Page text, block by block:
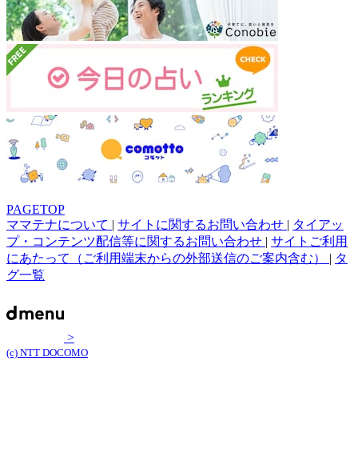
PAGETOP
ママテナについて | サイトに関するお問い合わせ | タイアッ
プ・コンテンツ配信等に関するお問い合わせ | サイトご利用
にあたって（ご利用端末からの外部送信のご案内含む） | タ
グ一覧
>
(c) NTT DOCOMO